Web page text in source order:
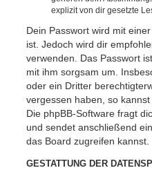
explizit von dir gesetzte
Dein Passwort wird mit
ist. Jedoch wird dir
verwenden. Das Passwort
mit ihm sorgsam um.
oder ein Dritter
vergessen haben, so
Die phpBB-Software fragt
und sendet anschließend
das Board zugreifen kannst.
GESTATTUNG DER